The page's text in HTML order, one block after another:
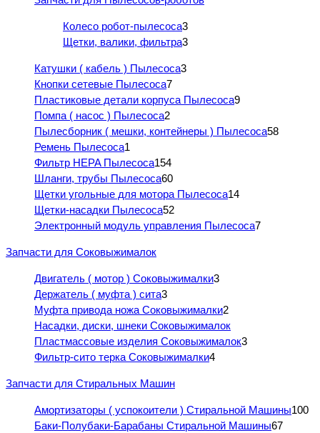
Колесо робот-пылесоса3
Щетки, валики, фильтра3
Катушки ( кабель ) Пылесоса3
Кнопки сетевые Пылесоса7
Пластиковые детали корпуса Пылесоса9
Помпа ( насос ) Пылесоса2
Пылесборник ( мешки, контейнеры ) Пылесоса58
Ремень Пылесоса1
Фильтр HEPA Пылесоса154
Шланги, трубы Пылесоса60
Щетки угольные для мотора Пылесоса14
Щетки-насадки Пылесоса52
Электронный модуль управления Пылесоса7
Запчасти для Соковыжималок
Двигатель ( мотор ) Соковыжималки3
Держатель ( муфта ) сита3
Муфта привода ножа Соковыжималки2
Насадки, диски, шнеки Соковыжималок
Пластмассовые изделия Соковыжималок3
Фильтр-сито терка Соковыжималки4
Запчасти для Стиральных Машин
Амортизаторы ( успокоители ) Стиральной Машины100
Баки-Полубаки-Барабаны Стиральной Машины67